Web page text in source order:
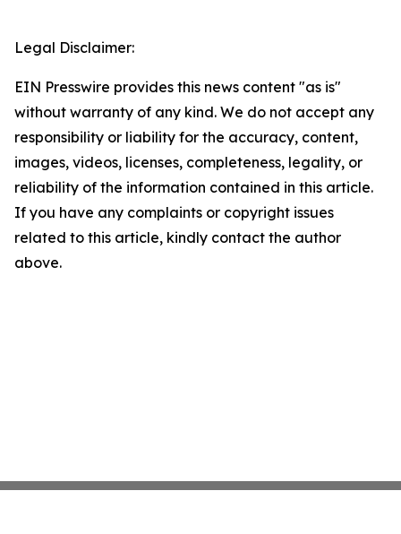
Legal Disclaimer:
EIN Presswire provides this news content "as is"
without warranty of any kind. We do not accept any
responsibility or liability for the accuracy, content,
images, videos, licenses, completeness, legality, or
reliability of the information contained in this article.
If you have any complaints or copyright issues
related to this article, kindly contact the author
above.